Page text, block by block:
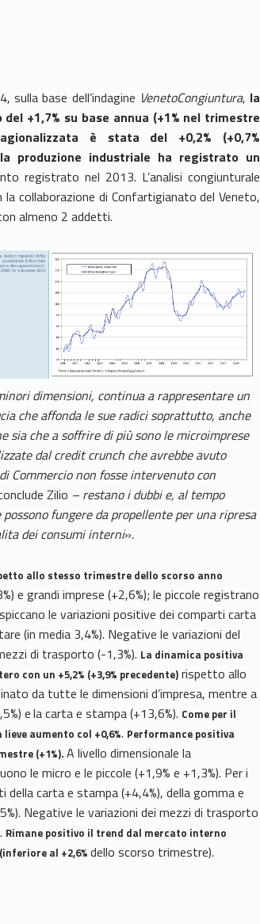
base dell’indagine VenetoCongiuntura, la
+1,7% su base annua (+1% nel trimestre
è stata del +0,2% (+0,7%
produzione industriale ha registrato un
registrato nel 2013. L’analisi congiunturale
collaborazione di Confartigianato del Veneto,
almeno 2 addetti.
dimensioni, continua a rappresentare un
che affonda le sue radici soprattutto, anche
sia che a soffrire di più sono le microimprese
dal credit crunch che avrebbe avuto
Commercio non fosse intervenuto con
Zilio – restano i dubbi e, al tempo
fungere da propellente per una ripresa
dei consumi interni».
allo stesso trimestre dello scorso anno
e grandi imprese (+2,6%); le piccole registrano
le variazioni positive dei comparti carta
(in media 3,4%). Negative le variazioni del
di trasporto (-1,3%). La dinamica positiva
con un +5,2% (+3,9% precedente) rispetto allo
da tutte le dimensioni d’impresa, mentre a
ela carta e stampa (+13,6%). Come per il
aumento col +0,6%. Performance positiva
(+1%).A livello dimensionale la
le micro e le piccole (+1,9% e +1,3%). Per i
carta e stampa (+4,4%), della gomma e
Negative le variazioni dei mezzi di trasporto
Rimane positivo il trend dal mercato interno
al +2,6%dello scorso trimestre).